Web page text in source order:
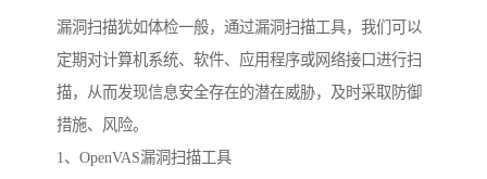
漏洞扫描犹如体检一般，通过漏洞扫描工具，我们可以
定期对计算机系统、软件、应用程序或网络接口进行扫
描，从而发现信息安全存在的潜在威胁，及时采取防御
措施、风险。
1、OpenVAS漏洞扫描工具